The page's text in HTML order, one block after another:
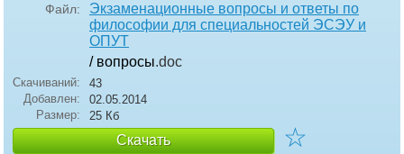
Файл:
Экзаменационные вопросы и ответы по
философии для специальностей ЭСЭУ и
ОПУТ
/ вопросы.doc
Скачиваний:
43
Добавлен:
02.05.2014
Размер:
25 Кб
Скачать ☆